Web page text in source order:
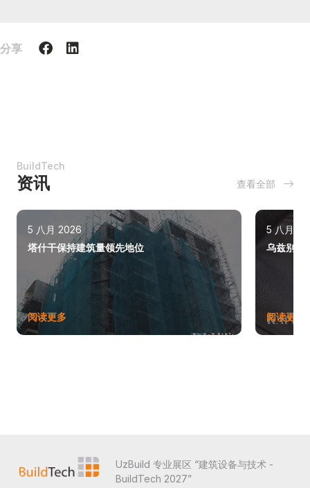
分享
BuildTech
资讯 查看全部
5 八月 2026
塔什干保持建筑量领先地位
阅读更多
5 八月
乌兹别克
阅读更多
UzBuild 专业展区 “建筑设备与技术 -
BuildTech 2027”